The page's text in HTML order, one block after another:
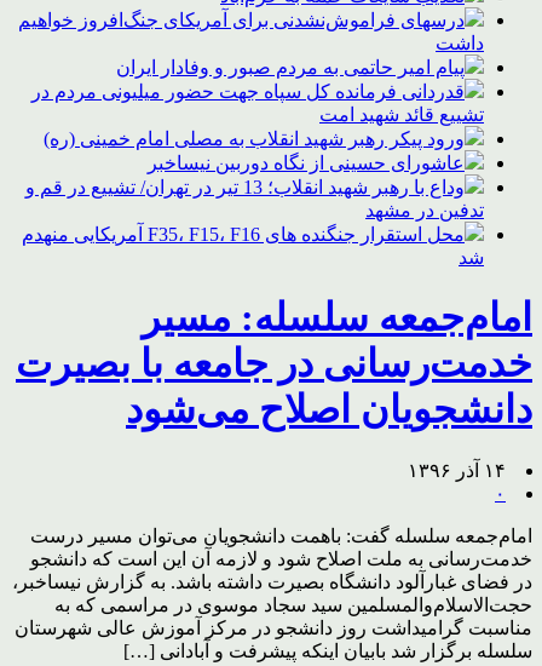
درسهای فراموش‌نشدنی برای آمریکای جنگ‌افروز خواهیم
داشت
پیام امیر حاتمی به مردم صبور و وفادار ایران
قدردانی فرمانده کل سپاه جهت حضور میلیونی مردم در
تشییع قائد شهید امت
ورود پیکر رهبر شهید انقلاب به مصلی امام خمینی (ره)
عاشورای حسینی از نگاه دوربین نیساخبر
وداع با رهبر شهید انقلاب؛ 13 تیر در تهران/ تشییع در قم و
تدفین در مشهد
محل استقرار جنگنده های F35، F15، F16 آمریکایی منهدم
شد
امام‌جمعه سلسله: مسیر
خدمت‌رسانی در جامعه با بصیرت
دانشجویان اصلاح می‌شود
۱۴ آذر ۱۳۹۶
۰
امام‌جمعه سلسله گفت: باهمت دانشجویان می‌توان مسیر درست
خدمت‌رسانی به ملت اصلاح شود و لازمه آن این است که دانشجو
در فضای غبارآلود دانشگاه بصیرت داشته باشد. به گزارش نیساخبر،
حجت‌الاسلام‌والمسلمین سید سجاد موسوی در مراسمی که به
مناسبت گرامیداشت روز دانشجو در مرکز آموزش عالی شهرستان
سلسله برگزار شد بابیان اینکه پیشرفت و آبادانی […]